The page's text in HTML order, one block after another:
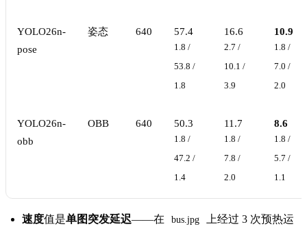
YOLO26n-
pose
姿态 640 57.4
1.8 /
53.8 /
1.8
16.6
2.7 /
10.1 /
3.9
10.9
1.8 /
7.0 /
2.0
YOLO26n-
obb
OBB 640 50.3
1.8 /
47.2 /
1.4
11.7
1.8 /
7.8 /
2.0
8.6
1.8 /
5.7 /
1.1
速度值是单图突发延迟——在 bus.jpg
上经过 3 次预热运